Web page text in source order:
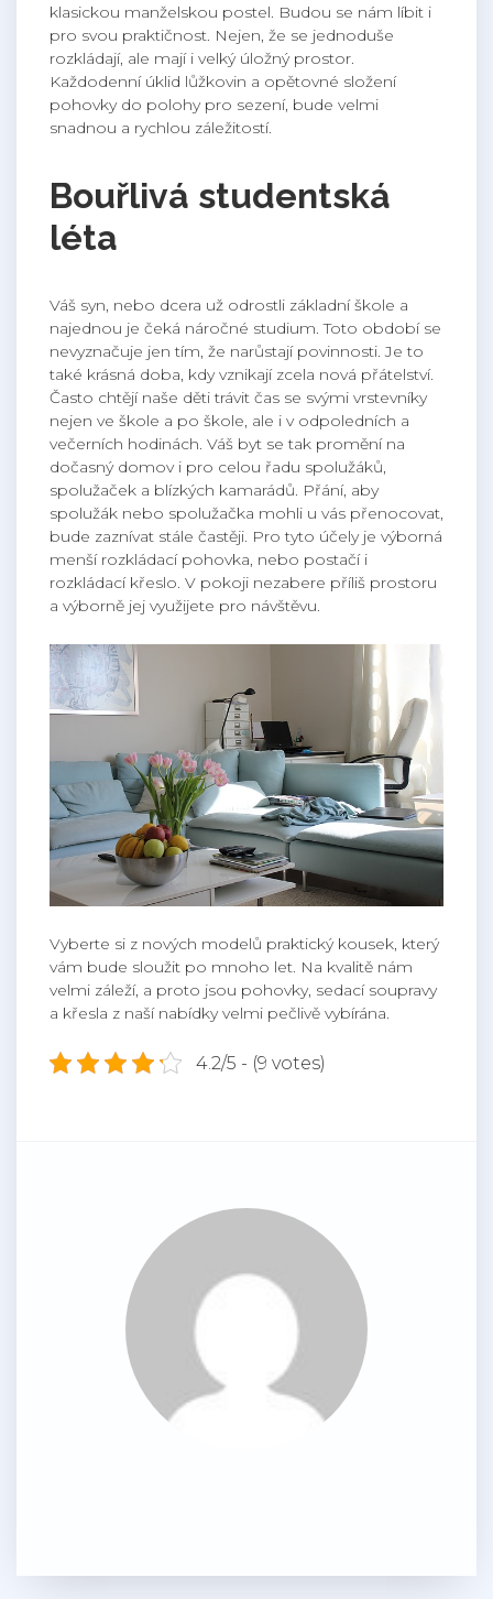
klasickou manželskou postel. Budou se nám líbit i
pro svou praktičnost. Nejen, že se jednoduše
rozkládají, ale mají i velký úložný prostor.
Každodenní úklid lůžkovin a opětovné složení
pohovky do polohy pro sezení, bude velmi
snadnou a rychlou záležitostí.
Bouřlivá studentská
léta
Váš syn, nebo dcera už odrostli základní škole a
najednou je čeká náročné studium. Toto období se
nevyznačuje jen tím, že narůstají povinnosti. Je to
také krásná doba, kdy vznikají zcela nová přátelství.
Často chtějí naše děti trávit čas se svými vrstevníky
nejen ve škole a po škole, ale i v odpoledních a
večerních hodinách. Váš byt se tak promění na
dočasný domov i pro celou řadu spolužáků,
spolužaček a blízkých kamarádů. Přání, aby
spolužák nebo spolužačka mohli u vás přenocovat,
bude zaznívat stále častěji. Pro tyto účely je výborná
menší rozkládací pohovka, nebo postačí i
rozkládací křeslo. V pokoji nezabere příliš prostoru
a výborně jej využijete pro návštěvu.
Vyberte si z nových modelů praktický kousek, který
vám bude sloužit po mnoho let. Na kvalitě nám
velmi záleží, a proto jsou pohovky, sedací soupravy
a křesla z naší nabídky velmi pečlivě vybírána.
4.2/5 - (9 votes)